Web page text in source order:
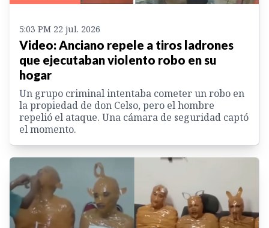
5:03 PM 22 jul. 2026
Video: Anciano repele a tiros ladrones
que ejecutaban violento robo en su
hogar
Un grupo criminal intentaba cometer un robo en
la propiedad de don Celso, pero el hombre
repelió el ataque. Una cámara de seguridad captó
el momento.